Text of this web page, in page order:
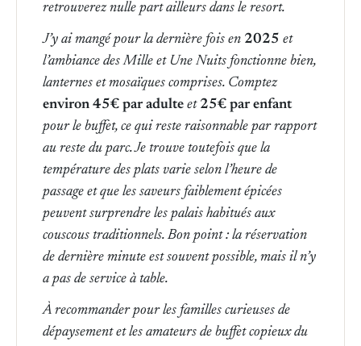
retrouverez nulle part ailleurs dans le resort.
J’y ai mangé pour la dernière fois en 2025 et
l’ambiance des Mille et Une Nuits fonctionne bien,
lanternes et mosaïques comprises. Comptez
environ 45€ par adulte et 25€ par enfant
pour le buffet, ce qui reste raisonnable par rapport
au reste du parc. Je trouve toutefois que la
température des plats varie selon l’heure de
passage et que les saveurs faiblement épicées
peuvent surprendre les palais habitués aux
couscous traditionnels. Bon point : la réservation
de dernière minute est souvent possible, mais il n’y
a pas de service à table.
À recommander pour les familles curieuses de
dépaysement et les amateurs de buffet copieux du